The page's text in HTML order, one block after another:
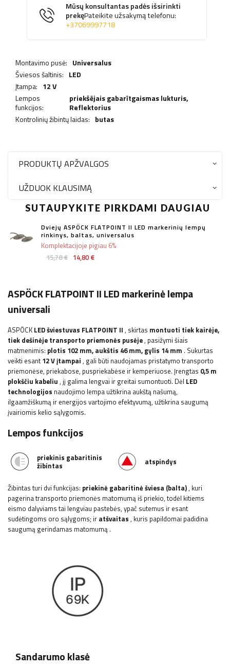
Mūsų konsultantas padės išsirinkti
prekęPateikite užsakymą telefonu:
+37069997718
Montavimo pusė: Universalus
Šviesos šaltinis: LED
Įtampa: 12 V
Lempos
funkcijos:
priekšējais gabarītgaismas lukturis,
Reflektorius
Kontrolinių žibintų laidas: butas
PRODUKTŲ APŽVALGOS
UŽDUOK KLAUSIMĄ
SUTAUPYKITE PIRKDAMI DAUGIAU
Dviejų ASPÖCK FLATPOINT II LED markerinių lempų
rinkinys, baltas, universalus
15,78 € 14,80 €
Komplektacijoje pigiau 6%
ASPÖCK FLATPOINT II LED markerinė lempa
universali
ASPÖCK LED šviestuvas FLATPOINT II , ​​skirtas montuoti tiek kairėje,
tiek dešinėje transporto priemonės pusėje, pasižymi šiais
matmenimis: plotis 102 mm, aukštis 46 mm, gylis 14 mm . Sukurtas
veikti esant 12 V įtampai , gali būti naudojamas pristatymo transporto
priemonėse, priekabose, puspriekabėse ir kemperiuose. Įrengtas 0,5 m
plokščiu kabeliu , jį galima lengvai ir greitai sumontuoti. Dėl LED
technologijos naudojimo lempa užtikrina aukštą našumą,
ilgaamžiškumą ir energijos vartojimo efektyvumą, užtikrina saugumą
įvairiomis kelio sąlygomis.
Lempos funkcijos
priekinis gabaritinis
žibintas
atspindys
Žibintas turi dvi funkcijas: priekinė gabaritinė šviesa (balta), kuri
pagerina transporto priemonės matomumą iš priekio, todėl kitiems
eismo dalyviams tai lengviau pastebės, ypač sutemus ir esant
sudėtingoms oro sąlygoms; ir atšvaitas , kuris papildomai padidina
saugumą gerindamas matomumą .
Sandarumo klasė